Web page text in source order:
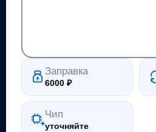
Заправка
6000₽
Чип
уточняйте